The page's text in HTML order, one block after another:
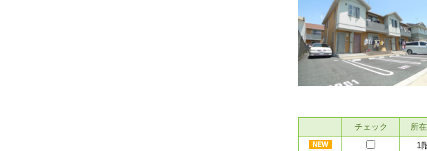
チェック 所
1